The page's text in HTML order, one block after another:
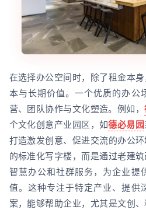
在选择办公空间时，除了租金本
本与长期价值。一个优质的办公
营、团队协作与文化塑造。例如，
个文化创意产业园区，如德必易园
打造激发创意、促进交流的办公
的标准化写字楼，而是通过老建筑
智慧办公和社群服务，为企业提
值。这种专注于特定产业、提供
案，能够帮助企业，尤其是文创